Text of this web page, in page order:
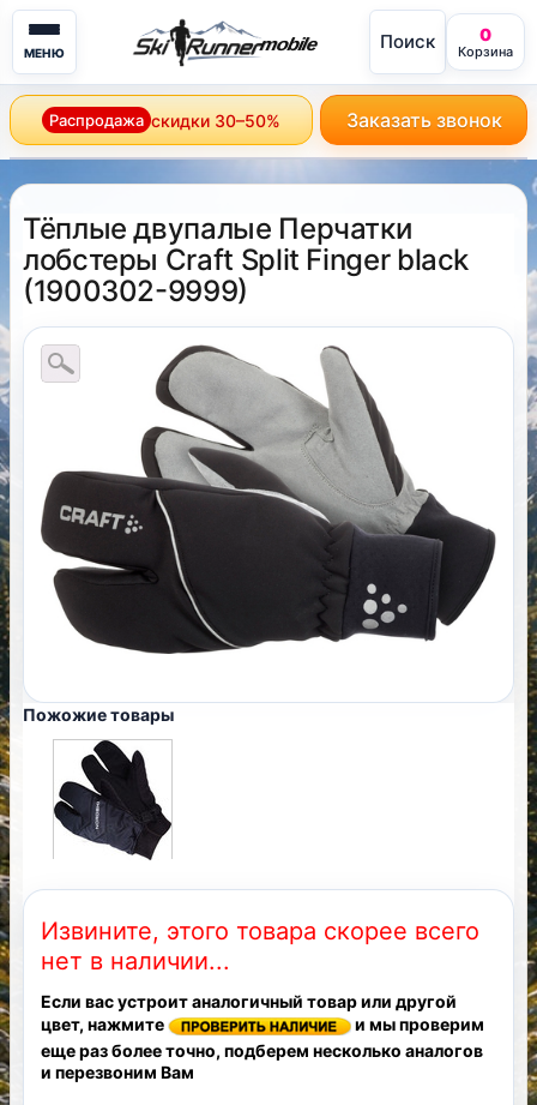
МЕНЮ mobile Поиск 0
Корзина
Распродажа скидки 30–50% Заказать звонок
Тёплые двупалые Перчатки
лобстеры Craft Split Finger black
(1900302-9999)
Пожожие товары
Извините, этого товара скорее всего
нет в наличии...
Если вас устроит аналогичный товар или другой
цвет, нажмите
и мы проверим
еще раз более точно, подберем несколько аналогов
и перезвоним Вам